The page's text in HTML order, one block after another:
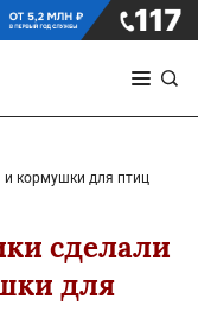
и кормушки для птиц
сделали
для